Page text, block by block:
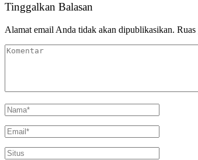
Tinggalkan Balasan
Alamat email Anda tidak akan dipublikasikan.